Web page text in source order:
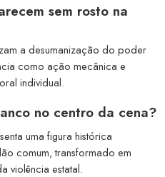
sem rosto na
a desumanização do poder
como ação mecânica e
individual.
no centro da cena?
uma figura histórica
comum, transformado em
violência estatal.